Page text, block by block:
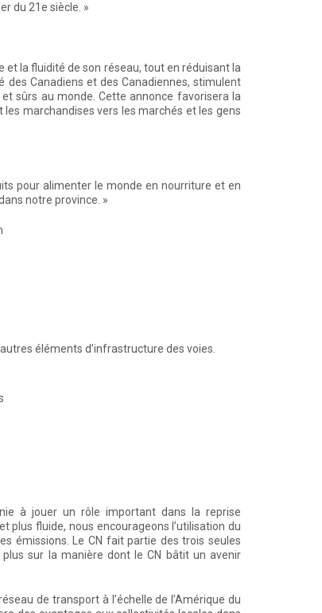
du 21e siècle. »
la fluidité de son réseau, tout en réduisant la
des Canadiens et des Canadiennes, stimulent
sûrs au monde. Cette annonce favorisera la
marchandises vers les marchés et les gens
pour alimenter le monde en nourriture et en
notre province. »
éléments d’infrastructure des voies.
à jouer un rôle important dans la reprise
plus fluide, nous encourageons l’utilisation du
émissions. Le CN fait partie des trois seules
sur la manière dont le CN bâtit un avenir
de transport à l’échelle de l’Amérique du